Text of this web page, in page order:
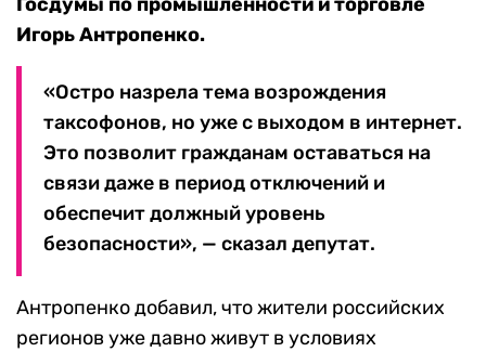
Игорь Антропенко.
«Остро назрела тема возрождения
таксофонов, но уже с выходом в интернет.
Это позволит гражданам оставаться на
связи даже в период отключений и
обеспечит должный уровень
безопасности», — сказал депутат.
Антропенко добавил, что жители российских
регионов уже давно живут в условиях